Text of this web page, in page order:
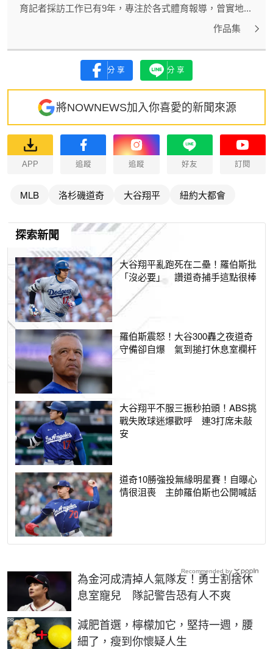
育記者採訪工作已有9年，專注於各式體育報導，曾實地...
作品集
分享 分享
將NOWNEWS加入你喜愛的新聞來源
APP 追蹤 追蹤 好友 訂閱
MLB 洛杉磯道奇 大谷翔平 紐約大都會
探索新聞
大谷翔平亂跑死在二壘！羅伯斯批
「沒必要」 讚道奇捕手這點很棒
羅伯斯震怒！大谷300轟之夜道奇
守備卻自爆 氣到搥打休息室欄杆
大谷翔平不服三振秒拍頭！ABS挑
戰失敗球迷爆歡呼 連3打席未敲
安
道奇10勝強投無緣明星賽！自曝心
情很沮喪 主帥羅伯斯也公開喊話
為金河成清掉人氣隊友！勇士割捨休
息室寵兒 隊記警告恐有人不爽
減肥首選，檸檬加它，堅持一週，腰
細了，瘦到你懷疑人生
PR
Recommended by